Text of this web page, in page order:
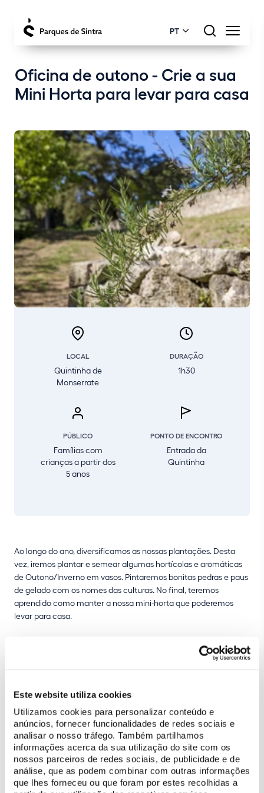
Este website utiliza cookies
Utilizamos cookies para personalizar conteúdo e
anúncios, fornecer funcionalidades de redes sociais e
analisar o nosso tráfego. Também partilhamos
informações acerca da sua utilização do site com os
nossos parceiros de redes sociais, de publicidade e de
análise, que as podem combinar com outras informações
que lhes forneceu ou que foram por estes recolhidas a
PT
Oficina de outono - Crie a sua
Mini Horta para levar para casa
LOCAL
Quintinha de
Monserrate
DURAÇÃO
1h30
PÚBLICO
Famílias com
crianças a partir dos
5 anos
PONTO DE ENCONTRO
Entrada da
Quintinha
Ao longo do ano, diversificamos as nossas plantações. Desta
vez, iremos plantar e semear algumas hortícolas e aromáticas
de Outono/Inverno em vasos. Pintaremos bonitas pedras e paus
de gelado com os nomes das culturas. No final, teremos
aprendido como manter a nossa mini-horta que poderemos
levar para casa.
Acessibilidades
Percurso não acessível